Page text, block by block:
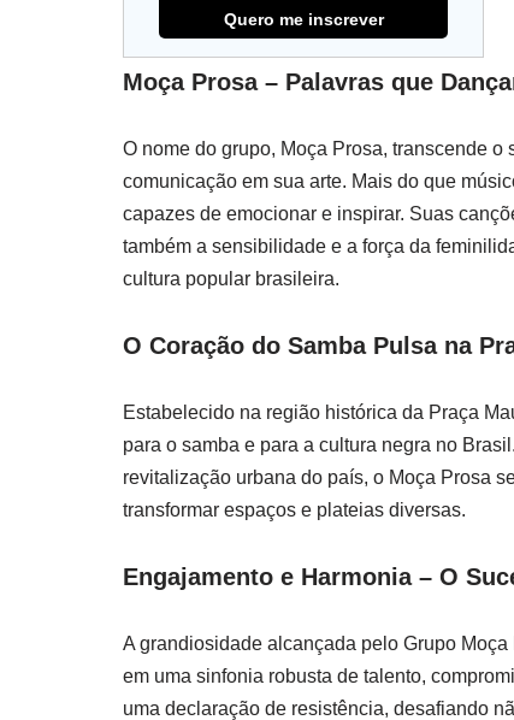
Moça Prosa – Palavras que
O nome do grupo, Moça Prosa, transcende
comunicação em sua arte. Mais do que
capazes de emocionar e inspirar. Suas
também a sensibilidade e a força da
cultura popular brasileira.
O Coração do Samba Pulsa na
Estabelecido na região histórica da Praça
para o samba e para a cultura negra no
revitalização urbana do país, o Moça Prosa
transformar espaços e plateias diversas.
Engajamento e Harmonia – O
A grandiosidade alcançada pelo Grupo
em uma sinfonia robusta de talento,
uma declaração de resistência, desafiando